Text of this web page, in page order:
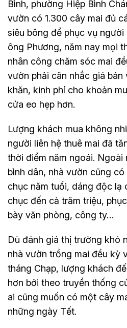
Bình, phường Hiệp Bình
vườn có 1.300 cây mai đủ
siêu bông để phục vụ
ông Phương, năm nay mọi
nhân công chăm sóc mai
vườn phải cân nhắc giá bán
khăn, kinh phí cho khoản
cửa eo hẹp hơn.
Lượng khách mua không
người liên hệ thuê mai đã
thời điểm năm ngoái. Ngoài
bình dân, nhà vườn cũng
chục năm tuổi, dáng độc lạ
chục đến cả trăm triệu,
bày văn phòng, công ty…
Dù đánh giá thị trường khó
nhà vườn trồng mai đều kỳ
tháng Chạp, lượng khách
hơn bởi theo truyền thống
ai cũng muốn có một cây
những ngày Tết.